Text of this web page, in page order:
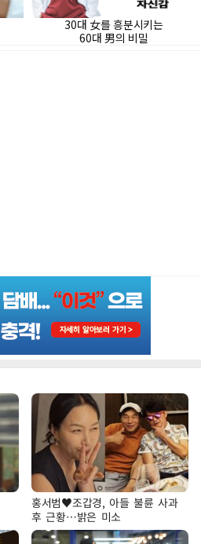
홍서범♥조갑경, 아들 불륜 사과
후 근황…밝은 미소